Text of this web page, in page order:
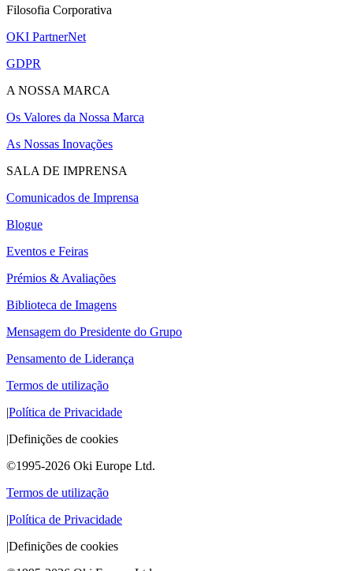
Filosofia Corporativa
OKI PartnerNet
GDPR
A NOSSA MARCA
Os Valores da Nossa Marca
As Nossas Inovações
SALA DE IMPRENSA
Comunicados de Imprensa
Blogue
Eventos e Feiras
Prémios & Avaliações
Biblioteca de Imagens
Mensagem do Presidente do Grupo
Pensamento de Liderança
Termos de utilização
|Política de Privacidade
|Definições de cookies
©1995-2026 Oki Europe Ltd.
Termos de utilização
|Política de Privacidade
|Definições de cookies